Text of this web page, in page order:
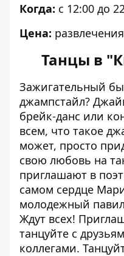
Когда: с 12:00 до
Цена:
Танцы в
Зажигательный
джампстайл?
брейк-данс или
всем, что такое
может, просто
свою любовь на
приглашают в
самом сердце
молодежный
Ждут всех!
танцуйте с
коллегами.